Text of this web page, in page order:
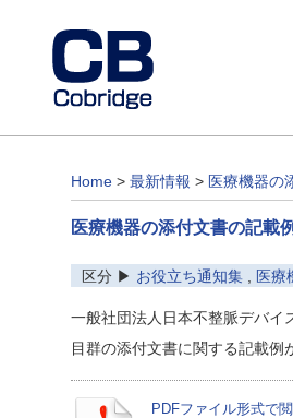
Home > 最新情報 > 医療機器の
医療機器の添付文書の記載
区分 ▶ お役立ち通知集 医療
一般社団法人日本不整脈デバイ
目群の添付文書に関する記載例
PDFファイル形式で